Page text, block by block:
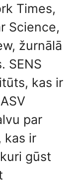
Times,
Science,
žurnālā
SENS
kas ir
par
kas ir
gūst